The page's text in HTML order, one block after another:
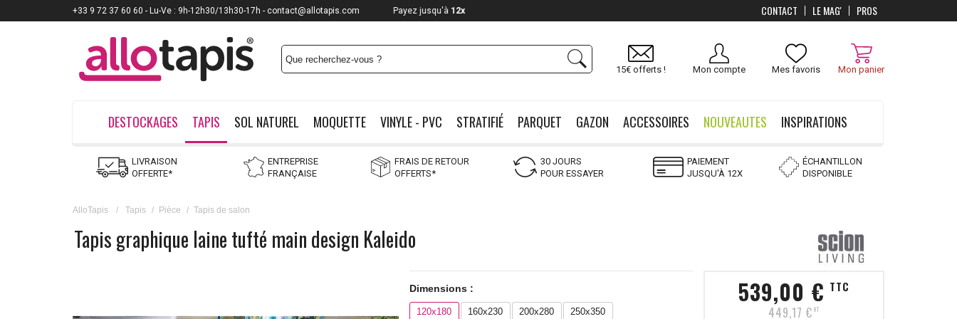
Mon panier
Mes favoris
Mon compte
15€ offerts !
DESTOCKAGES TAPIS SOL NATUREL MOQUETTE VINYLE - PVC STRATIFIÉ PARQUET GAZON ACCESSOIRES NOUVEAUTES INSPIRATIONS
LIVRAISON
OFFERTE*
ENTREPRISE
FRANÇAISE
FRAIS DE RETOUR
OFFERTS*
30 JOURS
POUR ESSAYER
PAIEMENT
JUSQU'À 12X
ÉCHANTILLON
DISPONIBLE
AlloTapis / Tapis / Pièce / Tapis de salon
Tapis graphique laine tufté main design Kaleido
Dimensions :
120x180 160x230 200x280 250x350
539,00 € TTC
449,17 € HT
PROS
LE MAG'
CONTACT
+33 9 72 37 60 60 - Lu-Ve : 9h-12h30/13h30-17h - contact@allotapis.com Payez jusqu'à OFFERTSdès 100 €